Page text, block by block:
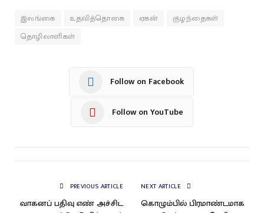
இலங்கை உதவித்தொகை ஏகன்
குழந்தைகள்
தொழிலாளிகள்
Follow on Facebook
Follow on YouTube
PREVIOUS ARTICLE
வாகனப் பதிவு எண் அச்சிட
NEXT ARTICLE
கொழும்பில் பிரமாண்டமாக